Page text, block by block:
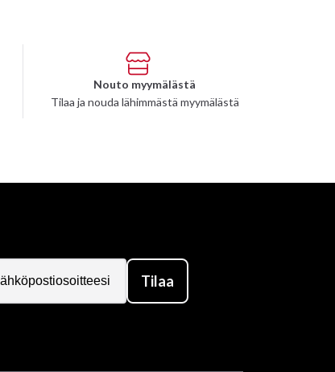
Nouto myymälästä
Tilaa ja nouda lähimmästä myymälästä
Tilaa